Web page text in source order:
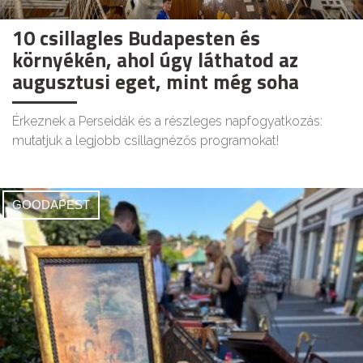
10 csillagles Budapesten és
környékén, ahol úgy láthatod az
augusztusi eget, mint még soha
Érkeznek a Perseidák és a részleges napfogyatkozás:
mutatjuk a legjobb csillagnézős programokat!
GOODAPEST